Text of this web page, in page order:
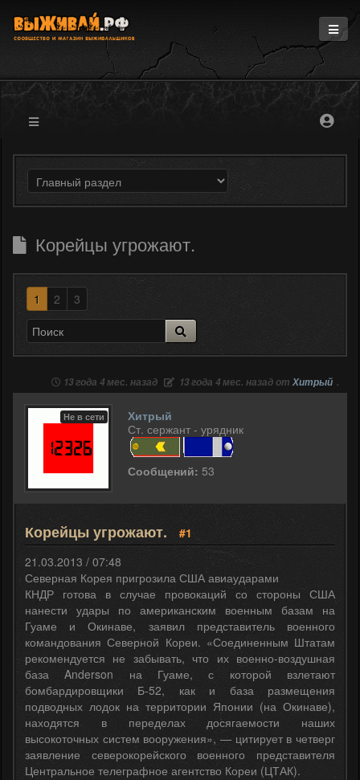
Информация
Магазин
Форум
Корейцы угрожают.
1 2 3
13 года 4 мес. назад 13 года 4 мес. назад отХитрый .
Не в сети
Хитрый
Ст. сержант - урядник
Сообщений: 53
Корейцы угрожают.
#1
21.03.2013 / 07:48
Северная Корея пригрозила США авиаударами
КНДР готова в случае провокаций со стороны США
нанести удары по американским военным базам на
Гуаме и Окинаве, заявил представитель военного
командования Северной Кореи. «Соединенным Штатам
рекомендуется не забывать, что их военно-воздушная
база Anderson на Гуаме, с которой взлетают
бомбардировщики Б-52, как и база размещения
подводных лодок на территории Японии (на Окинаве),
находятся в переделах досягаемости наших
высокоточных систем вооружения», — цитирует в четверг
заявление северокорейского военного представителя
Центральное телеграфное агентство Кореи (ЦТАК).